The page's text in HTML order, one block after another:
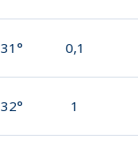
31° 0,1
32° 1